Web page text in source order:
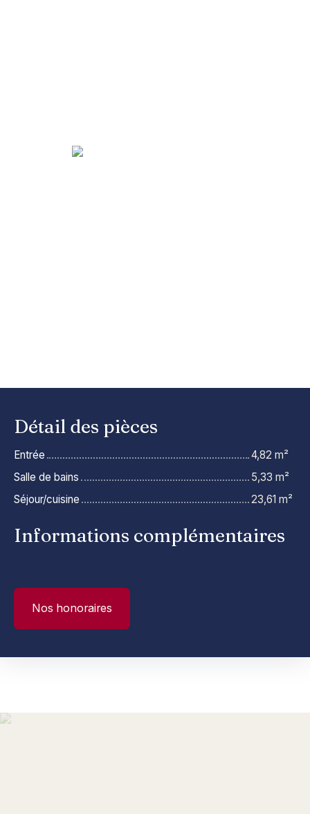
Détail des pièces
Entrée
4,82 m²
Salle de bains
5,33 m²
Séjour/cuisine
23,61 m²
Informations complémentaires
Nos honoraires